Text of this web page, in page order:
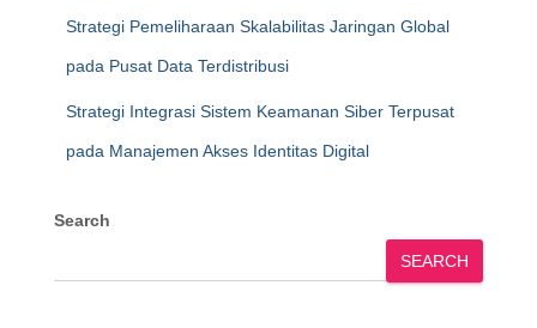
Strategi Pemeliharaan Skalabilitas Jaringan Global
pada Pusat Data Terdistribusi
Strategi Integrasi Sistem Keamanan Siber Terpusat
pada Manajemen Akses Identitas Digital
Search
SEARCH